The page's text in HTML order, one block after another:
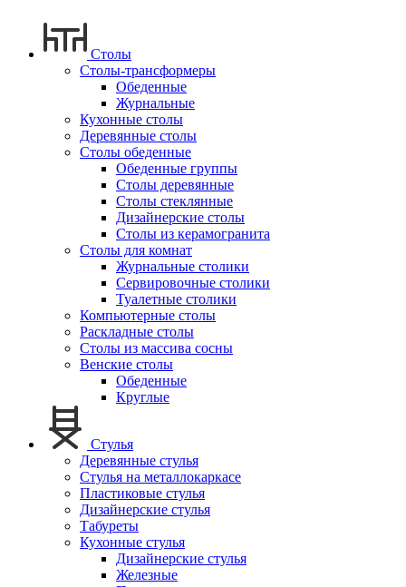
Столы
Столы-трансформеры
Обеденные
Журнальные
Кухонные столы
Деревянные столы
Столы обеденные
Обеденные группы
Столы деревянные
Столы стеклянные
Дизайнерские столы
Столы из керамогранита
Столы для комнат
Журнальные столики
Сервировочные столики
Туалетные столики
Компьютерные столы
Раскладные столы
Столы из массива сосны
Венские столы
Обеденные
Круглые
Стулья
Деревянные стулья
Стулья на металлокаркасе
Пластиковые стулья
Дизайнерские стулья
Табуреты
Кухонные стулья
Дизайнерские стулья
Железные